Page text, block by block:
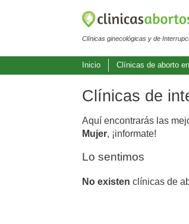
Clínicas ginecológicas y de
Inicio Clínicas de aborto
Clínicas de
Aquí encontrarás las
Mujer, ¡informate!
Lo sentimos
No existen clínicas de